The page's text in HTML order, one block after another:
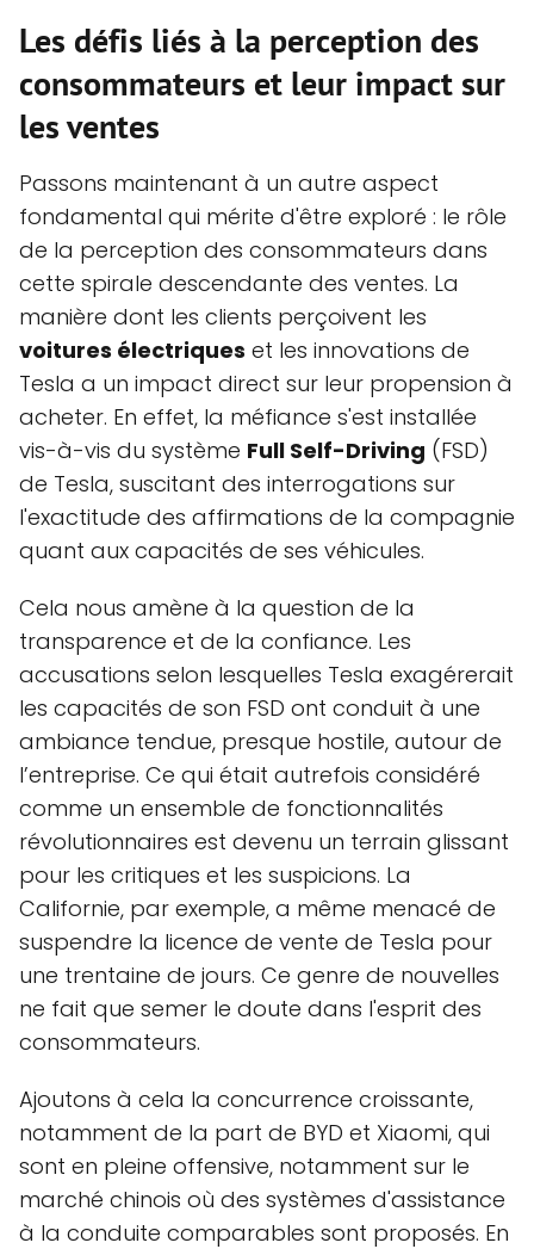
Les défis liés à la perception des
consommateurs et leur impact sur
les ventes
Passons maintenant à un autre aspect
fondamental qui mérite d'être exploré : le rôle
de la perception des consommateurs dans
cette spirale descendante des ventes. La
manière dont les clients perçoivent les
voitures électriques et les innovations de
Tesla a un impact direct sur leur propension à
acheter. En effet, la méfiance s'est installée
vis-à-vis du système Full Self-Driving (FSD)
de Tesla, suscitant des interrogations sur
l'exactitude des affirmations de la compagnie
quant aux capacités de ses véhicules.
Cela nous amène à la question de la
transparence et de la confiance. Les
accusations selon lesquelles Tesla exagérerait
les capacités de son FSD ont conduit à une
ambiance tendue, presque hostile, autour de
l’entreprise. Ce qui était autrefois considéré
comme un ensemble de fonctionnalités
révolutionnaires est devenu un terrain glissant
pour les critiques et les suspicions. La
Californie, par exemple, a même menacé de
suspendre la licence de vente de Tesla pour
une trentaine de jours. Ce genre de nouvelles
ne fait que semer le doute dans l'esprit des
consommateurs.
Ajoutons à cela la concurrence croissante,
notamment de la part de BYD et Xiaomi, qui
sont en pleine offensive, notamment sur le
marché chinois où des systèmes d'assistance
à la conduite comparables sont proposés. En